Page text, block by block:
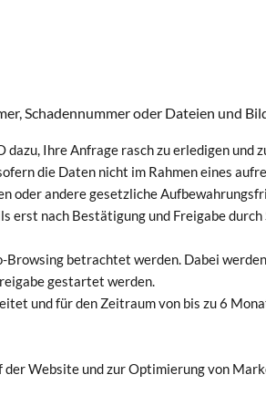
Schadennummer oder Dateien und
Ihre Anfrage rasch zu erledigen und
die Daten nicht im Rahmen eines
oder andere gesetzliche
nach Bestätigung und Freigabe
betrachtet werden. Dabei
gestartet werden.
und für den Zeitraum von bis zu 6
Website und zur Optimierung von